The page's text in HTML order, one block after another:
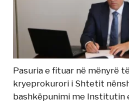
Pasuria e fituar në mënyrë
kryeprokurori i Shtetit
bashkëpunimi me Institutin